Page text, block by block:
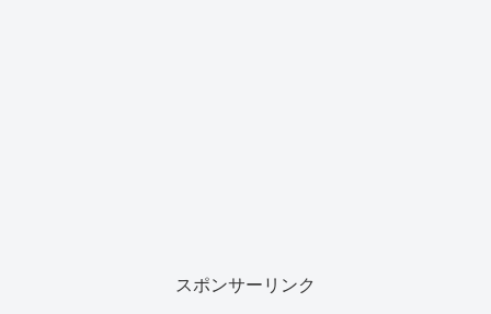
スポンサーリンク